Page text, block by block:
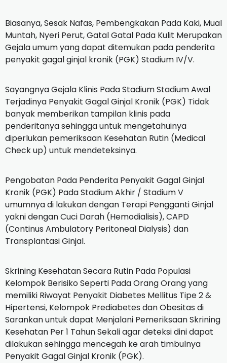
Biasanya, Sesak Nafas, Pembengkakan Pada Kaki, Mual
Muntah, Nyeri Perut, Gatal Gatal Pada Kulit Merupakan
Gejala umum yang dapat ditemukan pada penderita
penyakit gagal ginjal kronik (PGK) Stadium IV/V.
Sayangnya Gejala Klinis Pada Stadium Stadium Awal
Terjadinya Penyakit Gagal Ginjal Kronik (PGK) Tidak
banyak memberikan tampilan klinis pada
penderitanya sehingga untuk mengetahuinya
diperlukan pemeriksaan Kesehatan Rutin (Medical
Check up) untuk mendeteksinya.
Pengobatan Pada Penderita Penyakit Gagal Ginjal
Kronik (PGK) Pada Stadium Akhir / Stadium V
umumnya di lakukan dengan Terapi Pengganti Ginjal
yakni dengan Cuci Darah (Hemodialisis), CAPD
(Continus Ambulatory Peritoneal Dialysis) dan
Transplantasi Ginjal.
Skrining Kesehatan Secara Rutin Pada Populasi
Kelompok Berisiko Seperti Pada Orang Orang yang
memiliki Riwayat Penyakit Diabetes Mellitus Tipe 2 &
Hipertensi, Kelompok Prediabetes dan Obesitas di
Sarankan untuk dapat Menjalani Pemeriksaan Skrining
Kesehatan Per 1 Tahun Sekali agar deteksi dini dapat
dilakukan sehingga mencegah ke arah timbulnya
Penyakit Gagal Ginjal Kronik (PGK).